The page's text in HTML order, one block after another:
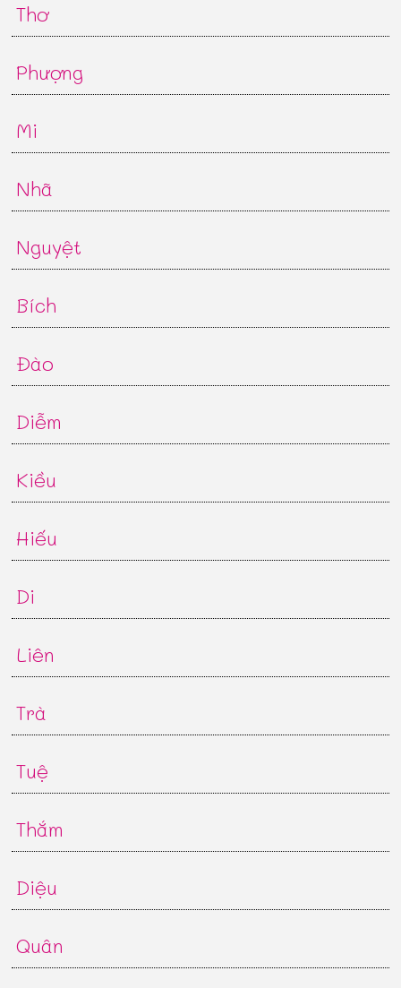
Thơ
Phượng
Mi
Nhã
Nguyệt
Bích
Đào
Diễm
Kiều
Hiếu
Di
Liên
Trà
Tuệ
Thắm
Diệu
Quân